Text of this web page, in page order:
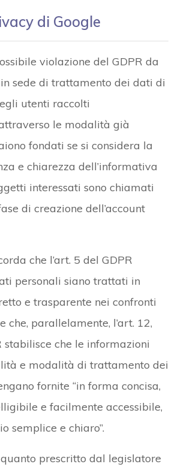
di Google
violazione del GDPR da
sede di trattamento dei dati di
utenti raccolti
le modalità già
fondati se si considera la
e chiarezza dell’informativa
interessati sono chiamati
di creazione dell’account
che l’art. 5 del GDPR
personali siano trattati in
e trasparente nei confronti
che, parallelamente, l’art. 12,
stabilisce che le informazioni
e modalità di trattamento dei
fornite “in forma concisa,
e facilmente accessibile,
semplice e chiaro”.
prescritto dal legislatore